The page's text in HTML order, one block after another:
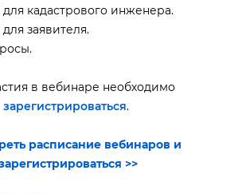
кадастрового инженера.
заявителя.
в вебинаре необходимо
зарегистрироваться.
расписание вебинаров и
>>